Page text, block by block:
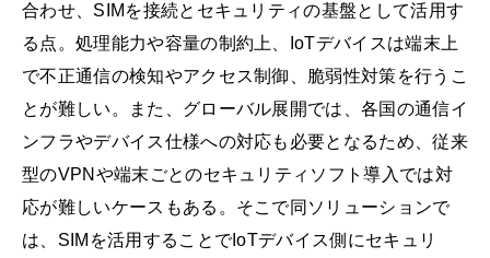
合わせ、SIMを接続とセキュリティの基盤として活用す
る点。処理能力や容量の制約上、IoTデバイスは端末上
で不正通信の検知やアクセス制御、脆弱性対策を行うこ
とが難しい。また、グローバル展開では、各国の通信イ
ンフラやデバイス仕様への対応も必要となるため、従来
型のVPNや端末ごとのセキュリティソフト導入では対
応が難しいケースもある。そこで同ソリューションで
は、SIMを活用することでIoTデバイス側にセキュリ